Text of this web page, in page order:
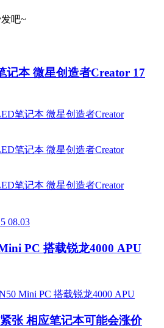
吧~
本 微星创造者Creator 17
08.03
PC 搭载锐龙4000 APU
张 相应笔记本可能会涨价